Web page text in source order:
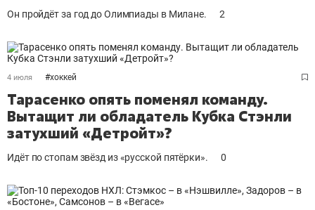
Он пройдёт за год до Олимпиады в Милане. 2
4 июля #хоккей
Тарасенко опять поменял команду.
Вытащит ли обладатель Кубка Стэнли
затухший «Детройт»?
Идёт по стопам звёзд из «русской пятёрки». 0